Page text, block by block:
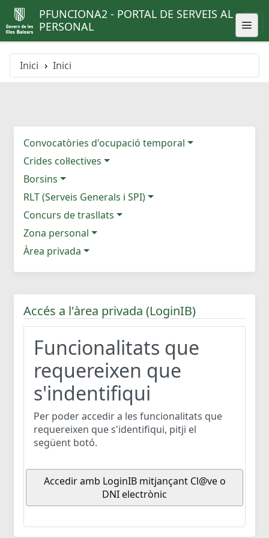
PFUNCIONA2 - PORTAL DE SERVEIS AL
PERSONAL
Inici Inici
Convocatòries d'ocupació temporal
Crides col·lectives
Borsins
RLT (Serveis Generals i SPI)
Concurs de trasllats
Zona personal
Àrea privada
Accés a l'àrea privada (LoginIB)
Funcionalitats que
requereixen que
s'indentifiqui
Per poder accedir a les funcionalitats que
requereixen que s'identifiqui, pitji el
següent botó.
Accedir amb LoginIB mitjançant Cl@ve o
DNI electrònic